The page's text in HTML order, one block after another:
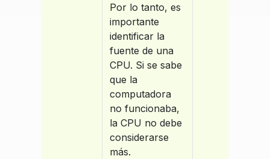
Por lo tanto, es
importante
identificar la
fuente de una
CPU. Si se sabe
que la
computadora
no funcionaba,
la CPU no debe
considerarse
más.